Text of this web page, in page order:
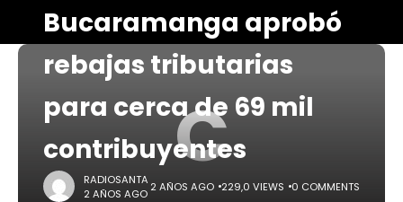
C
Bucaramanga aprobó
rebajas tributarias
para cerca de 69 mil
contribuyentes
RADIOSANTA
2 AÑOS AGO 2 AÑOS AGO 229,0 VIEWS 0 COMMENTS